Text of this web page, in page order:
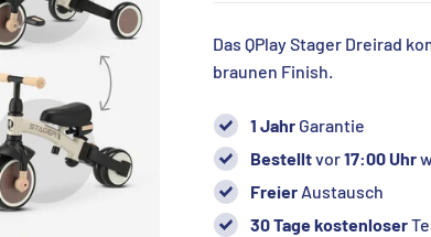
Das QPlay Stager Dreirad
braunen Finish.
1 JahrGarantie
Bestelltvor17:00 Uhr
Freier Austausch
30 Tage kostenloser